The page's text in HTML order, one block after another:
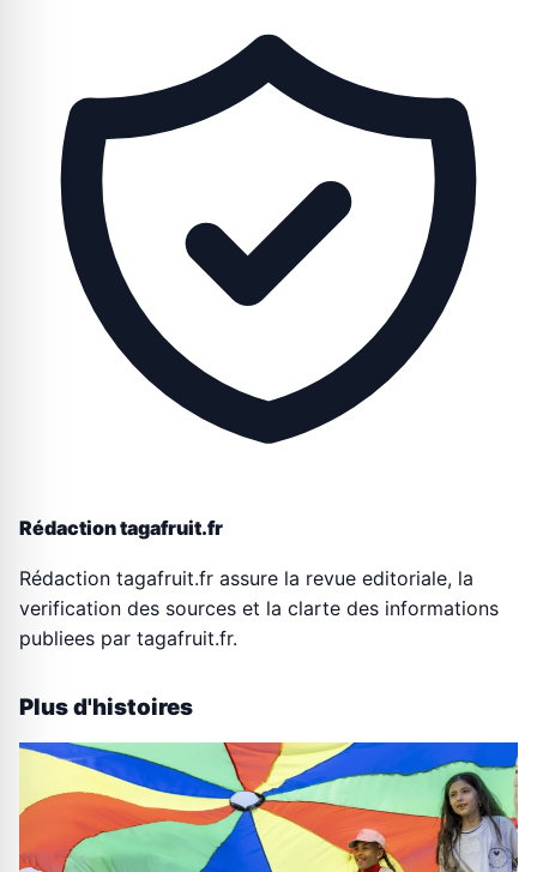
Rédaction tagafruit.fr
Rédaction tagafruit.fr assure la revue editoriale, la
verification des sources et la clarte des informations
publiees par tagafruit.fr.
Plus d'histoires